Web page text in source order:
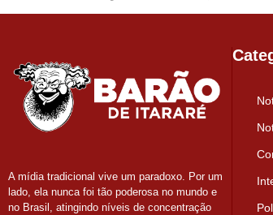
A mídia tradicional vive um paradoxo. Por um
lado, ela nunca foi tão poderosa no mundo e
no Brasil, atingindo níveis de concentração